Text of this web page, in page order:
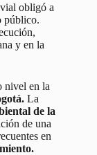
obligó a
público.
y en la
nivel en la
La
de la
de una
en